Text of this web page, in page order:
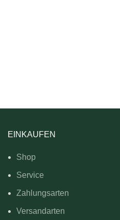
EINKAUFEN
Shop
Service
Zahlungsarten
Versandarten